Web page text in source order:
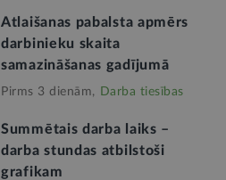
Atlaišanas pabalsta apmērs
darbinieku skaita
samazināšanas gadījumā
Pirms 3 dienām, Darba tiesības
Summētais darba laiks –
darba stundas atbilstoši
grafikam